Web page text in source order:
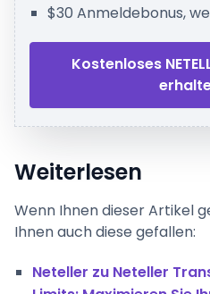
$30 Anmeldebonus,
Kostenloses
Weiterlesen
Wenn Ihnen dieser Artikel
Ihnen auch diese gefallen:
Neteller zu Neteller